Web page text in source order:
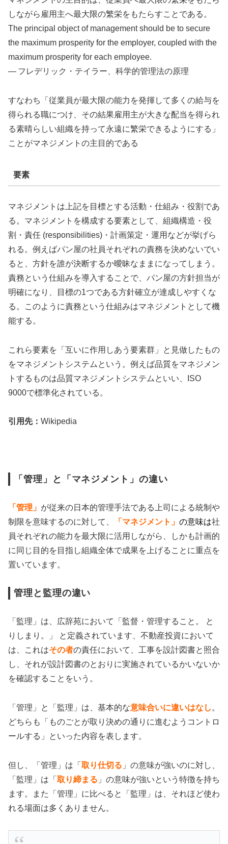
しながら雇用主へ最大限の繁栄をもたらすことである。
The principal object of management should be to secure
the maximum prosperity for the employer, coupled with the
maximum prosperity for each employee.
— フレデリック・テイラー、科学的管理法の原理
すなわち「従業員が最大限の能力を発揮して多くの給与を
得られる職につけ、その結果雇用主が大きな配当を得られ
る素晴らしい組織を持って永遠に繁栄できるようにする」
ことがマネジメントの主目的である
要素
マネジメントは上記を目標とする活動・仕組み・役割であ
る。マネジメントを構成する要素として、組織構造・役
割・責任 (responsibilities)・計画策定・運用などが挙げら
れる。例えばパン屋の社員それぞれの責務を決めないでい
ると、方針を誰が決断するか曖昧なままになってしまう。
責務という仕組みを導入することで、パン屋の方針担当が
明確になり、目標の1つである方針確立が達成しやすくな
る。このように責務という仕組みはマネジメントとして機
能する。
これら要素を「互いに作用しあう要素群」と見做したもの
をマネジメントシステムという。例えば品質をマネジメン
トするものは品質マネジメントシステムといい、ISO
9000で標準化されている。
引用先： Wikipedia
「管理」と「マネジメント」の違い
「管理」 が従来の日本的管理手法である上司による統制や
制限を意味するのに対して、
「マネジメント」 の意味は社
員それぞれの能力を最大限に活用しながら、しかも計画的
に同じ目的を目指し組織全体で成果を上げることに重点を
置いています。
管理と監理の違い
「監理」は、広辞苑において「監督・管理すること。 と
りしまり。」 と定義されています、不動産投資において
は、これはその者の責任において、工事を設計図書と照合
し、それが設計図書のとおりに実施されているかいないか
を確認することをいう。
「管理」と「監理」は、基本的な意味合いに違いはなし 。
どちらも「ものごとが取り決めの通りに進むようコントロ
ールする」といった内容を表します。
但し、「管理」は「 取り仕切る 」の意味が強いのに対し、
「監理」は「 取り締まる 」の意味が強いという特徴を持ち
ます。また「管理」に比べると「監理」は、それほど使わ
れる場面は多くありません。